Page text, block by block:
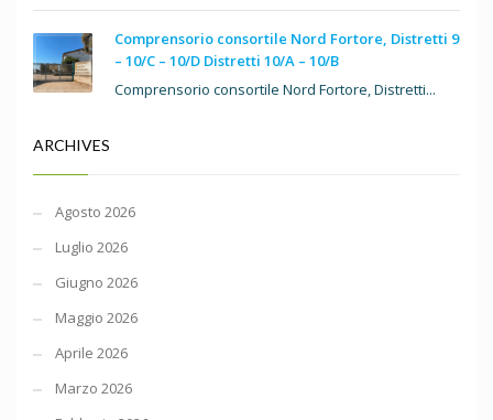
Comprensorio consortile Nord Fortore, Distretti 9
– 10/C – 10/D Distretti 10/A – 10/B
Comprensorio consortile Nord Fortore, Distretti...
ARCHIVES
Agosto 2026
Luglio 2026
Giugno 2026
Maggio 2026
Aprile 2026
Marzo 2026